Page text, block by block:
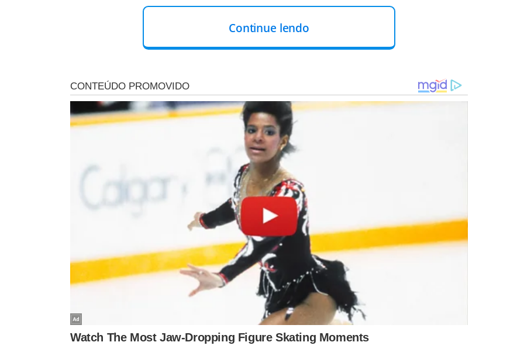
Na abertura da cerimônia, o italiano de 64 anos disse estar“realizando um sonho”
Ancelotti ainda recebeu uma homenagem de Luiz Felipe Scolari,
que o presenteou com um agasalho da Seleção, e uma mensagem em vídeo de Carlos Alberto Parreira.
A primeira convocação de Ancelotti trouxe novidades e algumas ausências notáveis. Sem Neymar ainda em
recuperação física e com Endrick fora por lesão, o treinador apostou em uma mescla de experiência e juventude.
Continue lendo